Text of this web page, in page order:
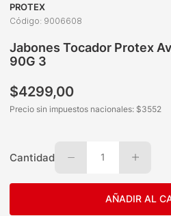
PROTEX
Código: 9006608
Jabones Tocador Protex
90G 3
$4299,00
Precio sin impuestos nacionales: $3552
Cantidad 1
AÑADIR AL